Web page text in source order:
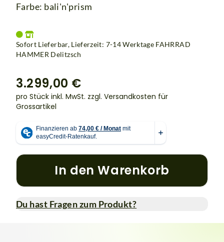
Farbe: bali'n'prism
Sofort Lieferbar, Lieferzeit: 7-14 Werktage FAHRRAD
HAMMER Delitzsch
3.299,00 €
pro Stück inkl. MwSt. zzgl. Versandkosten für
Grossartikel
In den Warenkorb
Du hast Fragen zum Produkt?